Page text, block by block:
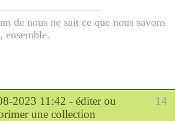
de nous ne sait ce que nous savons
ensemble.
14
2023 11:42 - éditer ou
une collection